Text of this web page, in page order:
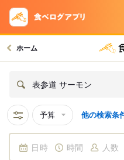
ホーム
表参道 サーモン
予算 他の検索条
日時 時間 人数